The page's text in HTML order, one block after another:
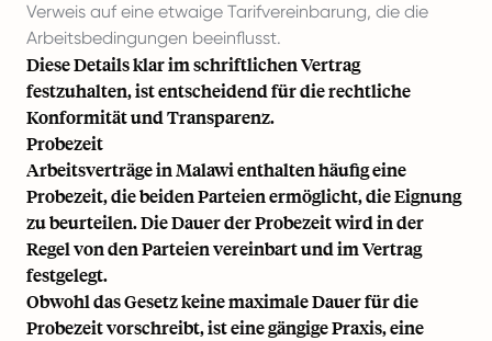
Verweis auf eine etwaige Tarifvereinbarung, die die
Arbeitsbedingungen beeinflusst.
Diese Details klar im schriftlichen Vertrag
festzuhalten, ist entscheidend für die rechtliche
Konformität und Transparenz.
Probezeit
Arbeitsverträge in Malawi enthalten häufig eine
Probezeit, die beiden Parteien ermöglicht, die Eignung
zu beurteilen. Die Dauer der Probezeit wird in der
Regel von den Parteien vereinbart und im Vertrag
festgelegt.
Obwohl das Gesetz keine maximale Dauer für die
Probezeit vorschreibt, ist eine gängige Praxis, eine